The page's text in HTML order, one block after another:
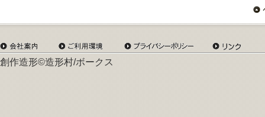
創作造形©造形村/ボークス